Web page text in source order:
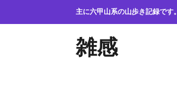
主に六甲山系の山歩き記録です。
雑感